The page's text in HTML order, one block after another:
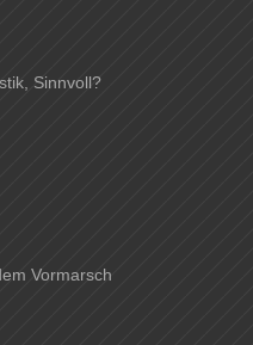
Sinnvoll?
Vormarsch